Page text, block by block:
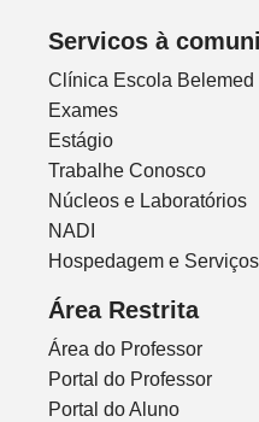
Servicos à
Clínica Escola Belemed
Exames
Estágio
Trabalhe Conosco
Núcleos e Laboratórios
NADI
Hospedagem e Serviços
Área Restrita
Área do Professor
Portal do Professor
Portal do Aluno